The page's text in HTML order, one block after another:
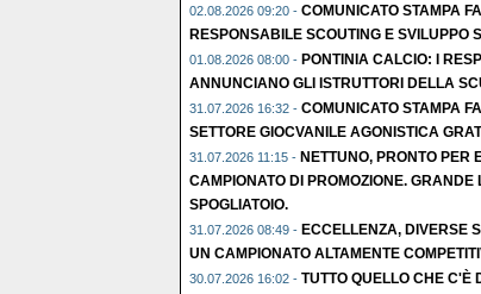
02.08.2026 09:20 - COMUNICATO STAMPA
RESPONSABILE SCOUTING E SVILUPPO
01.08.2026 08:00 - PONTINIA CALCIO: I
ANNUNCIANO GLI ISTRUTTORI DELLA
31.07.2026 16:32 - COMUNICATO STAMPA
SETTORE GIOCVANILE AGONISTICA
31.07.2026 11:15 - NETTUNO, PRONTO PER
CAMPIONATO DI PROMOZIONE.
SPOGLIATOIO.
31.07.2026 08:49 - ECCELLENZA, DIVERSE
UN CAMPIONATO ALTAMENTE
30.07.2026 16:02 - TUTTO QUELLO CHE C'È